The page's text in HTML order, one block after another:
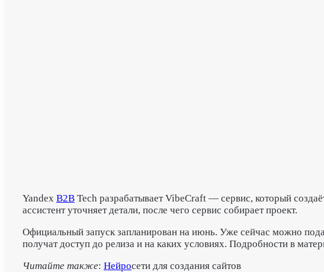
Yandex B2B Tech разрабатывает VibeCraft — сервис, который
ассистент уточняет детали, после чего сервис собирает проект.
Официальный запуск запланирован на июнь. Уже сейчас можно
получат доступ до релиза и на каких условиях. Подробности в
Читайте также: Нейросети для создания сайтов